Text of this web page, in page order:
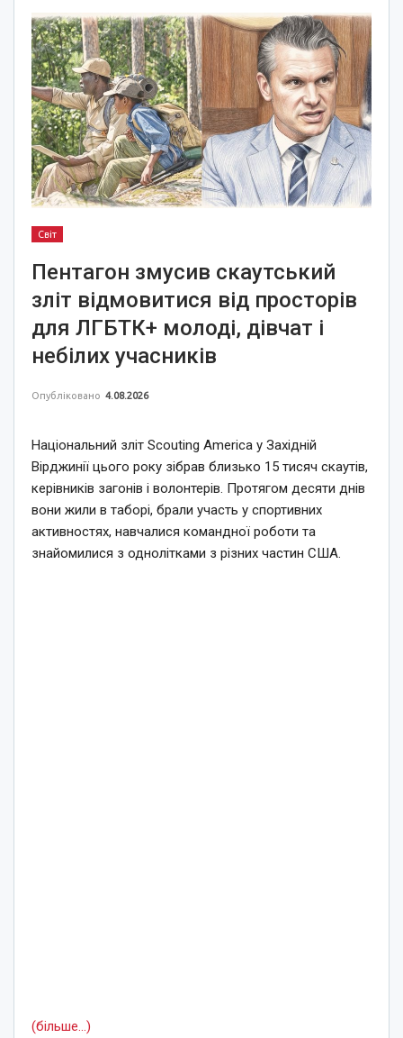
Світ
Пентагон змусив скаутський
зліт відмовитися від просторів
для ЛГБТК+ молоді, дівчат і
небілих учасників
Опубліковано 4.08.2026
Національний зліт Scouting America у Західній
Вірджинії цього року зібрав близько 15 тисяч скаутів,
керівників загонів і волонтерів. Протягом десяти днів
вони жили в таборі, брали участь у спортивних
активностях, навчалися командної роботи та
знайомилися з однолітками з різних частин США.
(більше…)